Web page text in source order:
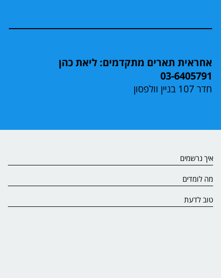
אחראית תארים מתקדמים: ליאת כהן
03-6405791
חדר 107 בניין וולפסון
איך נרשמים
מה לומדים
טוב לדעת